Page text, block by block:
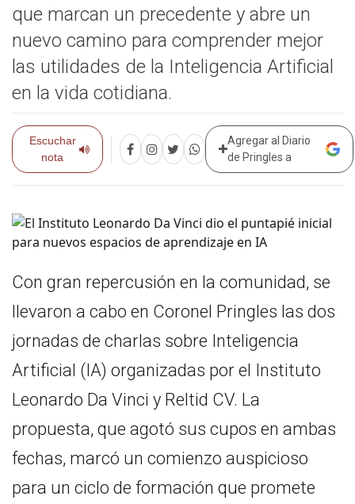
que marcan un precedente y abre un
nuevo camino para comprender mejor
las utilidades de la Inteligencia Artificial
en la vida cotidiana.
Escuchar
nota
Agregar al Diario
de Pringles a
Con gran repercusión en la comunidad, se
llevaron a cabo en Coronel Pringles las dos
jornadas de charlas sobre Inteligencia
Artificial (IA) organizadas por el Instituto
Leonardo Da Vinci y Reltid CV. La
propuesta, que agotó sus cupos en ambas
fechas, marcó un comienzo auspicioso
para un ciclo de formación que promete